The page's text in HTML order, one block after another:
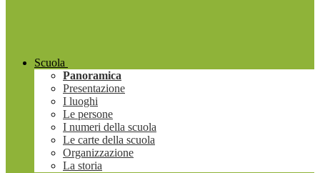
Scuola
Panoramica
Presentazione
I luoghi
Le persone
I numeri della scuola
Le carte della scuola
Organizzazione
La storia